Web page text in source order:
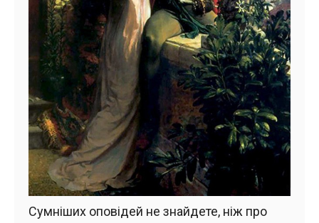
Сумніших оповідей не знайдете, ніж про